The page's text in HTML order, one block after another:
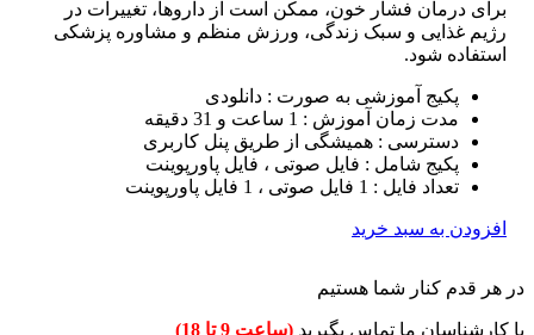
برای درمان فشار خون، ممکن است از داروها، تغییرات در
رژیم غذایی و سبک زندگی، ورزش منظم و مشاوره پزشکی
استفاده شود.
پکیج آموزشی به صورت : دانلودی
مدت زمان آموزش : 1 ساعت و 31 دقیقه
دسترسی : همیشگی از طریق پنل کاربری
پکیج شامل : فایل صوتی ، فایل پاورپوینت
تعداد فایل : 1 فایل صوتی ، 1 فایل پاورپوینت
افزودن به سبد خرید
در هر قدم کنار شما هستیم
با کارشناسان ما تماس بگیرید (ساعت 9 تا 18)